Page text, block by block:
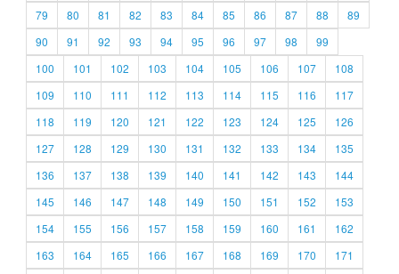
79
80 81 82 83 84 85 86 87 88
89
90
91 92 93 94 95 96 97 98
99
100
101 102 103 104 105 106 107
108
109
110 111 112 113 114 115 116
117
118
119 120 121 122 123 124 125
126
127
128 129 130 131 132 133 134
135
136
137 138 139 140 141 142 143
144
145
146 147 148 149 150 151 152
153
154
155 156 157 158 159 160 161
162
163
164 165 166 167 168 169 170
171